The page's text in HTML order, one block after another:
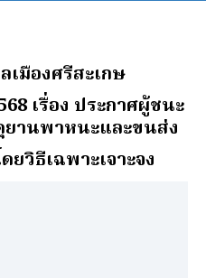
เมืองศรีสะเกษ
เรื่อง ประกาศผู้ชนะ
ยานพาหนะและขนส่ง
ยวิธีเฉพาะเจาะจง